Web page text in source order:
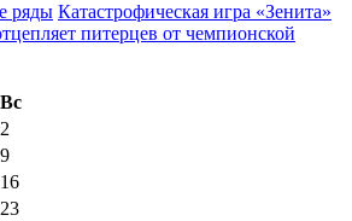
ряды Катастрофическая игра «Зенита»
питерцев от чемпионской
Вс
2
9
16
23